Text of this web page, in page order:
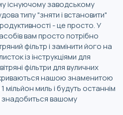
існуючому заводському
типу "зняти і встановити"
- це просто. У
вам просто потрібно
фільтр і замінити його на
із інструкціями для
фільтри для вуличних
нашою знаменитою
миль і будуть останнім
знадобиться вашому